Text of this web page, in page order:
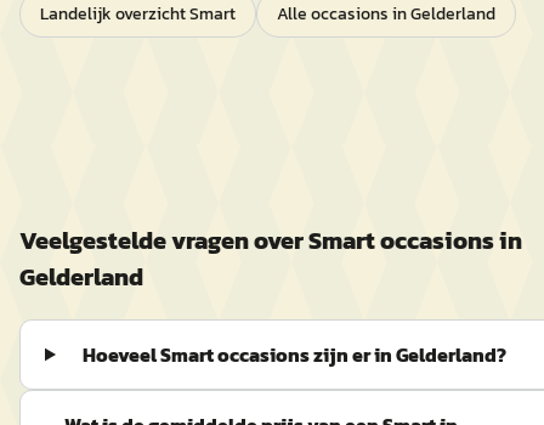
Landelijk overzichtSmart Alle occasions inGelderland
Veelgestelde vragen overSmartoccasions in
Gelderland
Hoeveel Smart occasions zijn er in Gelderland?